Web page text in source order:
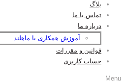
بلاگ
تماس با ما
درباره ما
آموزش همکاری با ماهلند
قوانین و مقررات
حساب کاربری
Menu